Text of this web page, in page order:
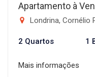
Apartamento à
Londrina, Cornélio
2 Quartos 1
Mais informações